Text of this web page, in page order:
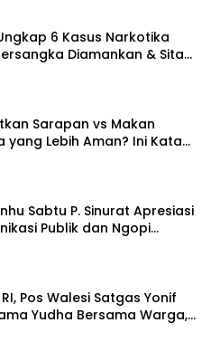
6 Kasus Narkotika
Diamankan & Sita
Sarapan vs Makan
yang Lebih Aman? Ini Kata
Sabtu P. Sinurat Apresiasi
Publik dan Ngopi
Inhu
Pos Walesi Satgas Yonif
Yudha Bersama Warga,
Putih di Bukit Walesi